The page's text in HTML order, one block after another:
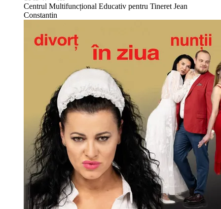
Centrul Multifuncțional Educativ pentru Tineret Jean
Constantin